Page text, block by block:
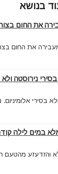
בנושא
את החום
את החום
נירוסטה ולא
בסירי אלומיניום.
במים לילה
והזדעזע מהטעם